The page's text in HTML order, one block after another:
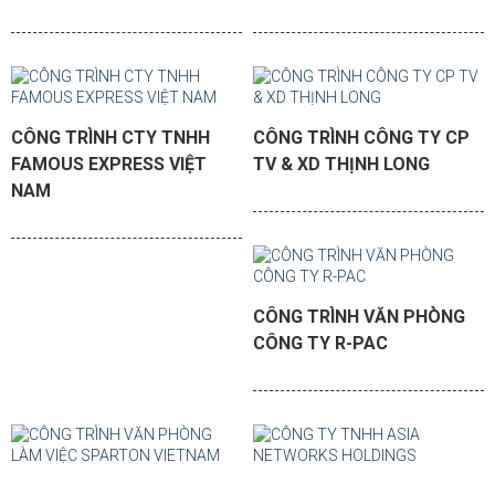
CÔNG TRÌNH CTY TNHH
FAMOUS EXPRESS VIỆT
NAM
CÔNG TRÌNH CÔNG TY CP
TV & XD THỊNH LONG
CÔNG TRÌNH VĂN PHÒNG
CÔNG TY R-PAC